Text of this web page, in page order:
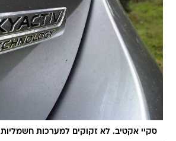
סקיי אקטיב. לא זקוקים למערכות חשמליות